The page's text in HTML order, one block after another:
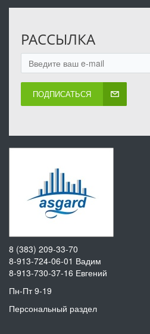
РАССЫЛКА
ПОДПИСАТЬСЯ
8 (383) 209-33-70
8-913-724-06-01 Вадим
8-913-730-37-16 Евгений
Пн-Пт 9-19
Персональный раздел